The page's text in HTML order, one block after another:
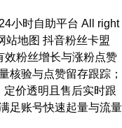
小时自助平台 All right
站地图 抖音粉丝卡盟
效粉丝增长与涨粉点赞
核验与点赞留存跟踪；
价透明且售后实时跟
足账号快速起量与流量